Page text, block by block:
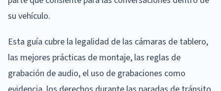
su vehículo.
Esta guía cubre la legalidad de las cámaras de tablero,
las mejores prácticas de montaje, las reglas de
grabación de audio, el uso de grabaciones como